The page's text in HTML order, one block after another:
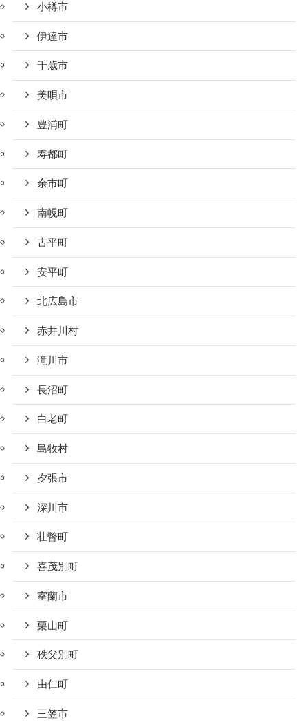
小樽市
伊達市
千歳市
美唄市
豊浦町
寿都町
余市町
南幌町
古平町
安平町
北広島市
赤井川村
滝川市
長沼町
白老町
島牧村
夕張市
深川市
壮瞥町
喜茂別町
室蘭市
栗山町
秩父別町
由仁町
三笠市